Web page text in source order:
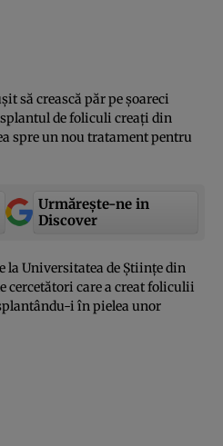
să crească păr pe şoareci
de foliculi creaţi din
spre un nou tratament pentru
Urmărește-ne in
Discover
la Universitatea de Ştiinţe din
cercetători care a creat foliculii
i în pielea unor